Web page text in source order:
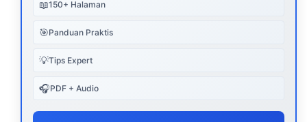
📖150+ Halaman
🎯Panduan Praktis
💡Tips Expert
🎧PDF + Audio